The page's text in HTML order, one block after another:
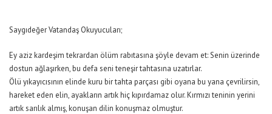
Saygıdeğer Vatandaş Okuyucuları;
Ey aziz kardeşim tekrardan ölüm rabıtasına şöyle devam et: Senin üzerinde
dostun ağlaşırken, bu defa seni teneşir tahtasına uzatırlar.
Ölü yıkayıcısının elinde kuru bir tahta parçası gibi oyana bu yana çevrilirsin,
hareket eden elin, ayakların artık hiç kıpırdamaz olur. Kırmızı teninin yerini
artık sarılık almış, konuşan dilin konuşmaz olmuştur.